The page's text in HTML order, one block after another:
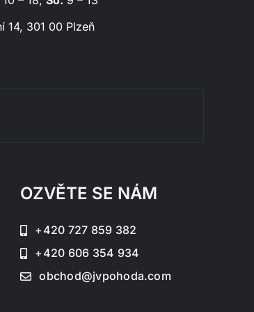
14, 301 00 Plzeň
OZVĚTE SE NÁM
+420 727 859 382
+420 606 354 934
obchod@jvpohoda.com